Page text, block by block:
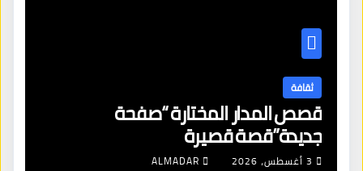
ثقافة
قصص المدار المختارة “صفحة
جديدة”قصة قصيرة
3 أغسطس، 2026 ALMADAR